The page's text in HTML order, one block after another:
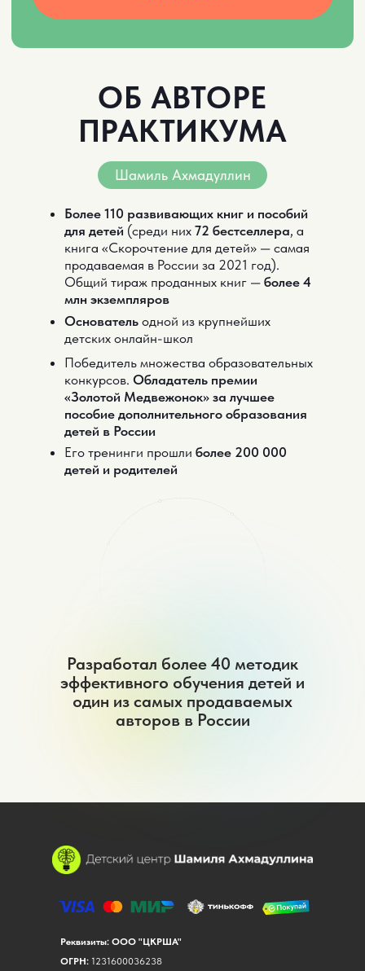
ОБ АВТОРЕ
ПРАКТИКУМА
Разработал более 40 методик
эффективного обучения детей и
один из самых продаваемых
авторов в России
Более 110 развивающих книг и пособий
для детей (среди них 72 бестселлера, а
книга «Скорочтение для детей» — самая
продаваемая в России за 2021 год).
Общий тираж проданных книг — более 4
млн экземпляров
Основатель одной из крупнейших
детских онлайн-школ
Победитель множества образовательных
конкурсов. Обладатель премии
«Золотой Медвежонок» за лучшее
пособие дополнительного образования
детей в России
Его тренинги прошли более 200 000
детей и родителей
Шамиль Ахмадуллин
Реквизиты: ООО "ЦКРША"
ОГРН: 1231600036238